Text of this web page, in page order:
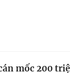
mốc 200